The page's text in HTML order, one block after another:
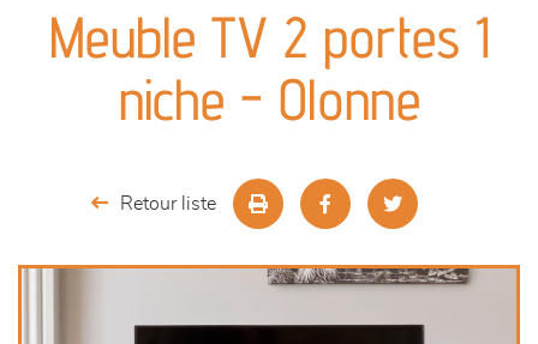
séjours
meubles de complément
Meuble TV 2 portes 1
niche - Olonne
Retour liste